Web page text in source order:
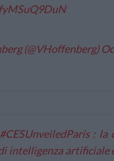
(@VHoffenberg)
#CESUnveiledParis: la
intelligenza